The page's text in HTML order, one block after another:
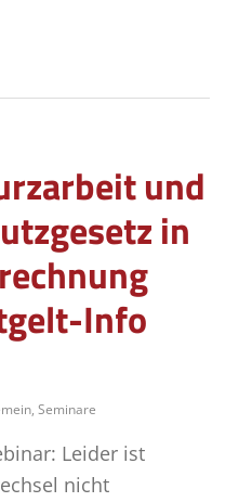
und
in
Info
, Seminare
Leider ist
nicht